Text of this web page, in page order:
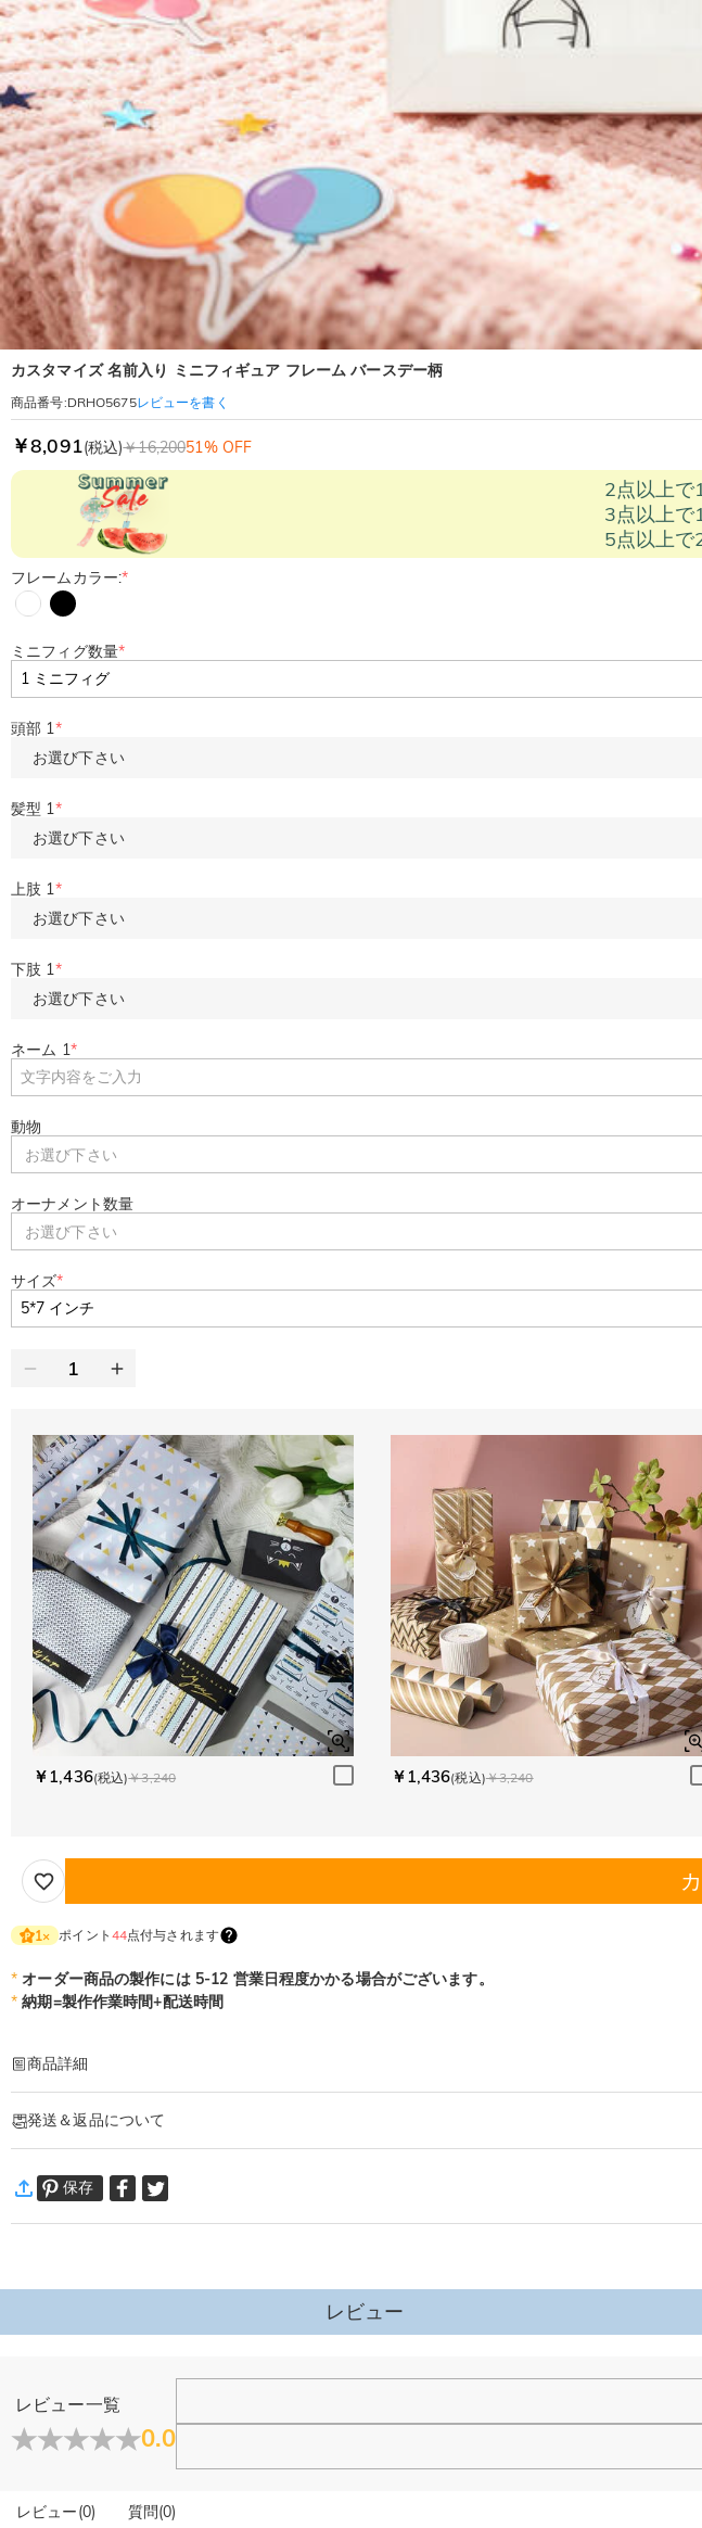
カスタマイズ 名前入り ミニフィギュア フレーム バースデー柄
商品番号:DRHO5675レビューを書く
￥8,091(税込)￥16,20051% OFF
2点以上で
3点以上で
5点以上で
フレームカラー:*
ミニフィグ数量*
頭部 1*
お選び下さい
髪型 1*
お選び下さい
上肢 1*
お選び下さい
下肢 1*
お選び下さい
ネーム 1*
動物
お選び下さい
オーナメント数量
お選び下さい
サイズ*
￥1,436(税込)￥3,240 ￥1,436(税込)￥3,240
1× ポイント 44点付与されます
* オーダー商品の製作には 5-12 営業日程度かかる場合がございます。
* 納期=製作作業時間+配送時間
商品詳細
ミニフィグ全身の各部位(髪型・表情・服装)は自分好みで色々の種類から選べます。
イメージに合わせて、オリジナルのキャラクターを作れます。
さらに、フレームに印刷するメッセージやお名前も自由に設定可能。
「Happy Mother's Day」「Best Mom Ever」などのメッセージや、お子さんの名前、思い出の言葉を入れて、オンリ
背景には可愛らしい花柄やハート、パーティーモチーフなどのデザインが施され、温かく柔らかい雰囲気を演出しま
飾るたびに笑顔がこぼれる、心に残るプレゼントです。
発送＆返品について
万一、ご注文商品にご満足いただけない場合は、商品が到着後60日以内に返品＆交換できます。
詳細はこちら
保存
レビュー
レビュー一覧
0.0
レビュー(0) 質問(0)
ホーム＆雑貨
大量注文の制作は承っておりますか？
はい、対応可能です。ご希望の数量、デザイン、文字内容、ご予算などをご連絡いただけま
商品のベスト効果のために、お写真を選ぶ際に可能な限り最高品質（画素数の高画像データ）の